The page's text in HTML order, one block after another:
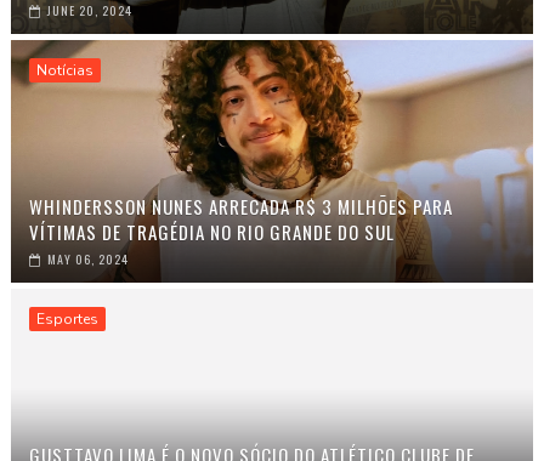
JUNE 20, 2024
Notícias
WHINDERSSON NUNES ARRECADA R$ 3 MILHÕES PARA
VÍTIMAS DE TRAGÉDIA NO RIO GRANDE DO SUL
MAY 06, 2024
Esportes
GUSTTAVO LIMA É O NOVO SÓCIO DO ATLÉTICO CLUBE DE